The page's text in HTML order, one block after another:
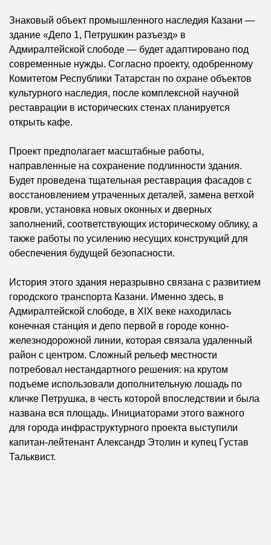
Знаковый объект промышленного наследия Казани —
здание «Депо 1, Петрушкин разъезд» в
Адмиралтейской слободе — будет адаптировано под
современные нужды. Согласно проекту, одобренному
Комитетом Республики Татарстан по охране объектов
культурного наследия, после комплексной научной
реставрации в исторических стенах планируется
открыть кафе.
Проект предполагает масштабные работы,
направленные на сохранение подлинности здания.
Будет проведена тщательная реставрация фасадов с
восстановлением утраченных деталей, замена ветхой
кровли, установка новых оконных и дверных
заполнений, соответствующих историческому облику, а
также работы по усилению несущих конструкций для
обеспечения будущей безопасности.
История этого здания неразрывно связана с развитием
городского транспорта Казани. Именно здесь, в
Адмиралтейской слободе, в XIX веке находилась
конечная станция и депо первой в городе конно-
железнодорожной линии, которая связала удаленный
район с центром. Сложный рельеф местности
потребовал нестандартного решения: на крутом
подъеме использовали дополнительную лошадь по
кличке Петрушка, в честь которой впоследствии и была
названа вся площадь. Инициаторами этого важного
для города инфраструктурного проекта выступили
капитан-лейтенант Александр Этолин и купец Густав
Тальквист.